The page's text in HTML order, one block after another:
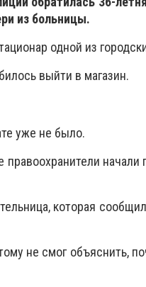
из больницы.
одной из
выйти в магазин.
уже не было.
начали
которая
не смог объяснить,